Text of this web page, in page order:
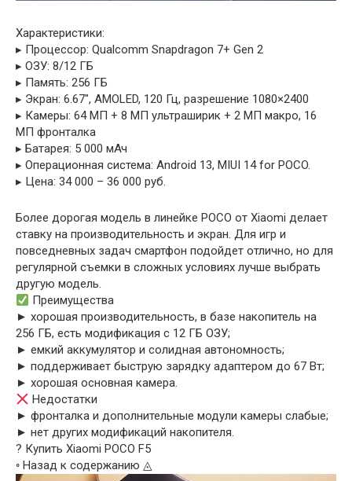
Характеристики:
▸ Процессор: Qualcomm Snapdragon 7+ Gen 2
▸ ОЗУ: 8/12 ГБ
▸ Память: 256 ГБ
▸ Экран: 6.67″, AMOLED, 120 Гц, разрешение 1080×2400
▸ Камеры: 64 МП + 8 МП ультраширик + 2 МП макро, 16
МП фронталка
▸ Батарея: 5 000 мАч
▸ Операционная система: Android 13, MIUI 14 for POCO.
▸ Цена: 34 000 – 36 000 руб.
Более дорогая модель в линейке POCO от Xiaomi делает
ставку на производительность и экран. Для игр и
повседневных задач смартфон подойдет отлично, но для
регулярной съемки в сложных условиях лучше выбрать
другую модель.
Преимущества
► хорошая производительность, в базе накопитель на
256 ГБ, есть модификация с 12 ГБ ОЗУ;
► емкий аккумулятор и солидная автономность;
► поддерживает быструю зарядку адаптером до 67 Вт;
► хорошая основная камера.
Недостатки
► фронталка и дополнительные модули камеры слабые;
► нет других модификаций накопителя.
? Купить Xiaomi POCO F5
◦ Назад к содержанию ◬